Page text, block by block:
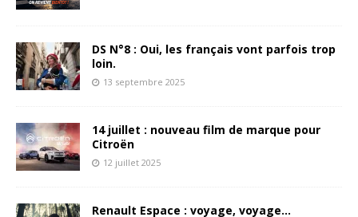
DS N°8 : Oui, les français vont parfois trop
loin.
13 septembre 2025
14 juillet : nouveau film de marque pour
Citroën
12 juillet 2025
Renault Espace : voyage, voyage…